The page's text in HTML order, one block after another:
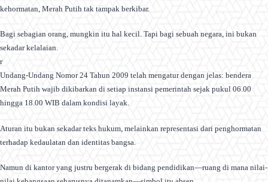
kehormatan, Merah Putih tak tampak berkibar.
Bagi sebagian orang, mungkin itu hal kecil. Tapi bagi sebuah negara, ini bukan
sekadar kelalaian.
r
Undang-Undang Nomor 24 Tahun 2009 telah mengatur dengan jelas: bendera
Merah Putih wajib dikibarkan di setiap instansi pemerintah sejak pukul 06.00
hingga 18.00 WIB dalam kondisi layak.
Aturan itu bukan sekadar teks hukum, melainkan representasi dari penghormatan
terhadap kedaulatan dan identitas bangsa.
Namun di kantor yang justru bergerak di bidang pendidikan—ruang di mana nilai-